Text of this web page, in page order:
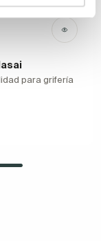
para grifería